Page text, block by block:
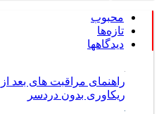
محبوب
تازه‌ها
دیدگاهها
راهنمای مراقبت های بعد
ریکاوری بدون دردسر